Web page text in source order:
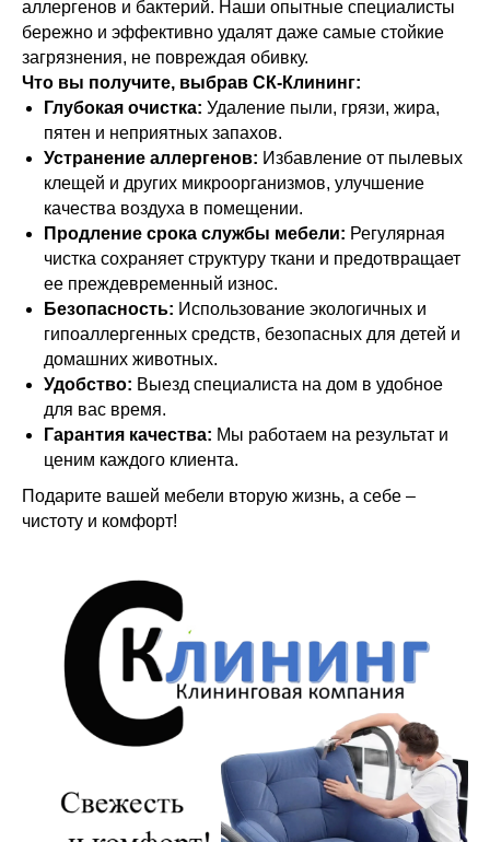
аллергенов и бактерий. Наши опытные специалисты
бережно и эффективно удалят даже самые стойкие
загрязнения, не повреждая обивку.
Что вы получите, выбрав СК-Клининг:
Глубокая очистка: Удаление пыли, грязи, жира,
пятен и неприятных запахов.
Устранение аллергенов: Избавление от пылевых
клещей и других микроорганизмов, улучшение
качества воздуха в помещении.
Продление срока службы мебели: Регулярная
чистка сохраняет структуру ткани и предотвращает
ее преждевременный износ.
Безопасность: Использование экологичных и
гипоаллергенных средств, безопасных для детей и
домашних животных.
Удобство: Выезд специалиста на дом в удобное
для вас время.
Гарантия качества: Мы работаем на результат и
ценим каждого клиента.
Подарите вашей мебели вторую жизнь, а себе –
чистоту и комфорт!